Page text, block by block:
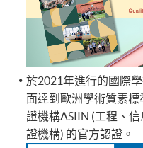
於2021年進行的國際
面達到歐洲學術質素
證機構ASIIN (工程、
證機構) 的官方認證。